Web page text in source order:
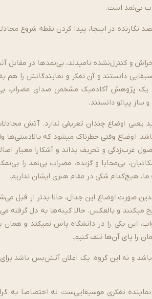
­بی‌­نمد است.
نگارنده در اینجا، پیدا کردن نقطه شروع
کنترل­‌نشده نامیدند، بی­‌نمدها در مقابل
دانستند و آن تفکر و نمایندگانش را هم
یک پژوهش آکادمیک مشخص صدای مضراب
پیانو دانستند.
اوضاع چندان تعریفی ندارد. آتش
اوضاع وقتی خطرناک می­شود که بالادستی‌­ها
غرب‌زدگی و تحریف بداند و آشکارا معیار
بی­‌محابا و گزنده، مضراب بی­‌نمد را
هیچ‌کدام شکی در مقام هنری ایشان نداریم.
صورت اوضاع این جدال، حالا بدتر از قبل
می­کنند و بالعکس. حالا کینه­‌ها به دل
این یکی را در دانشگاه پاس نمی­کند و
را پای آن­‌ها تلف کنیم.
و نه این گروه. یک اعلان آتش­‌بس باشد
تفکری موسیقایی‌ست نه اختصاصا به